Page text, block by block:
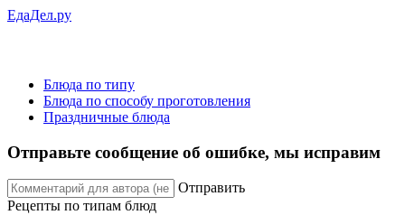
ЕдаДел.ру
Блюда по типу
Блюда по способу проготовления
Праздничные блюда
Отправьте сообщение об ошибке, мы исправим
Отправить
Рецепты по типам блюд